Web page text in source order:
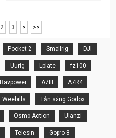
2 3 > >>
Pocket 2 Smallrig DJI
Uurig Lplate fz100
Ravpower A7III A7R4
Weebills Tản sáng Godox
Osmo Action Ulanzi
Telesin Gopro 8